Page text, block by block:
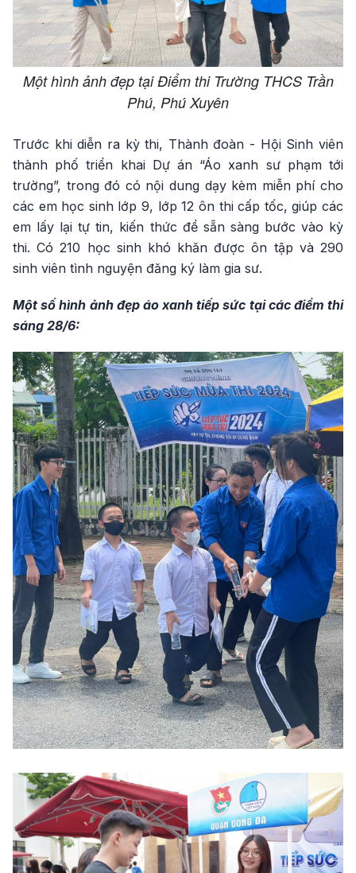
Một hình ảnh đẹp tại Điểm thi Trường THCS Trần
Phú, Phú Xuyên
Trước khi diễn ra kỳ thi, Thành đoàn - Hội Sinh viên
thành phố triển khai Dự án “Áo xanh sư phạm tới
trường”, trong đó có nội dung dạy kèm miễn phí cho
các em học sinh lớp 9, lớp 12 ôn thi cấp tốc, giúp các
em lấy lại tự tin, kiến thức để sẵn sàng bước vào kỳ
thi. Có 210 học sinh khó khăn được ôn tập và 290
sinh viên tình nguyện đăng ký làm gia sư.
Một số hình ảnh đẹp áo xanh tiếp sức tại các điểm thi
sáng 28/6: